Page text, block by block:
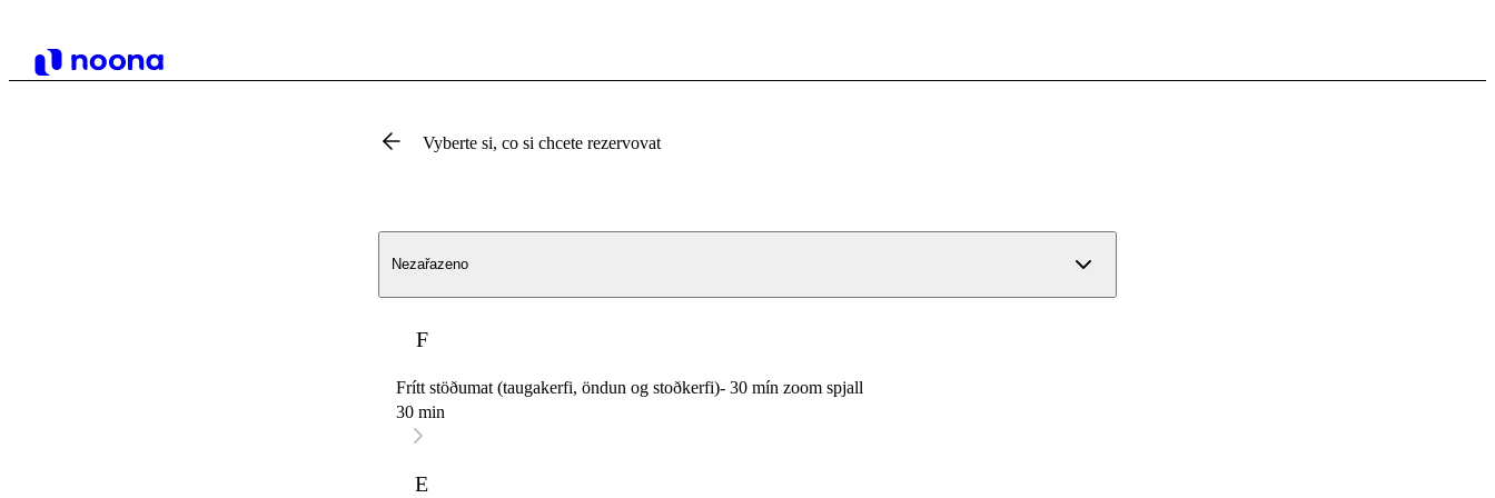
Vyberte si, co si chcete rezervovat
Nezařazeno
F
Frítt stöðumat (taugakerfi, öndun og stoðkerfi)- 30 mín zoom spjall
30 min
E